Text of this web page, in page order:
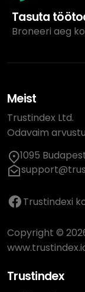
Tasuta
Broneeri aeg
Meist
Trustindex Ltd.
Odavaim
1095
Trustindexi
Copyright ©
Trustindex